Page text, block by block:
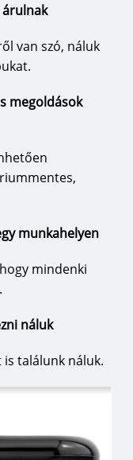
árulnak
van szó, náluk
megoldások
munkahelyen
mindenki
náluk
találunk náluk.